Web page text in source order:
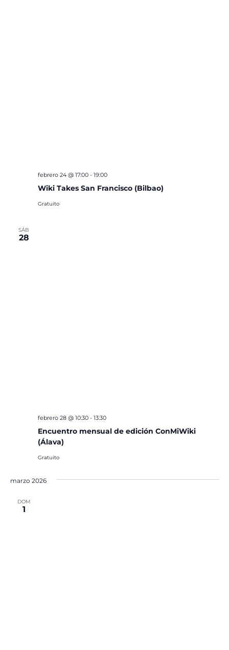
Wiki Takes San Francisco (Bilbao)
febrero 24 @ 17:00- 19:00
Gratuito
SÁB
28
Encuentro mensual de edición ConMiWiki
(Álava)
febrero 28 @ 10:30- 13:30
Gratuito
marzo 2026
DOM
1